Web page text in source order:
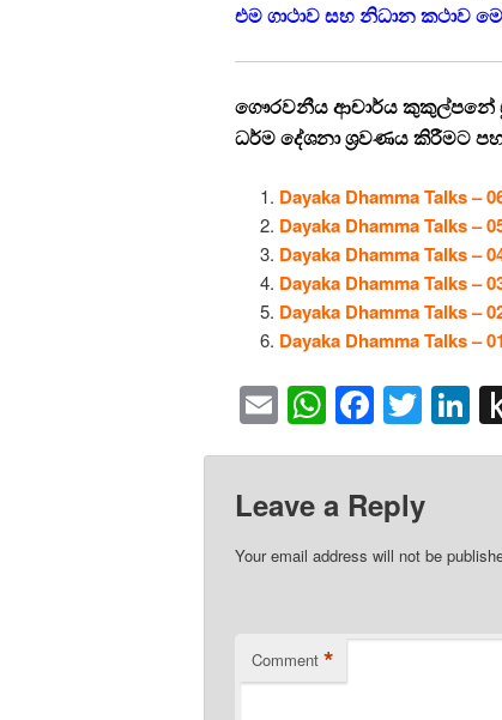
එම ගාථාව සහ නිධාන කථාව
ගෞරවනීය ආචාර්ය කුකුල්පනේ
ධර්ම දේශනා ශ්‍රවණය කිරීමට
Dayaka Dhamma Talks –
Dayaka Dhamma Talks –
Dayaka Dhamma Talks –
Dayaka Dhamma Talks –
Dayaka Dhamma Talks –
Dayaka Dhamma Talks –
EmailWhatsApp
Leave a Reply
Your email address will not be
Comment *